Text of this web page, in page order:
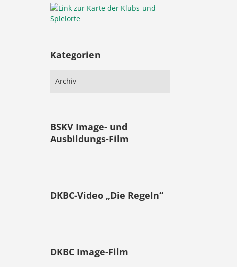
Kategorien
BSKV Image- und
Ausbildungs-Film
DKBC-Video „Die Regeln“
DKBC Image-Film